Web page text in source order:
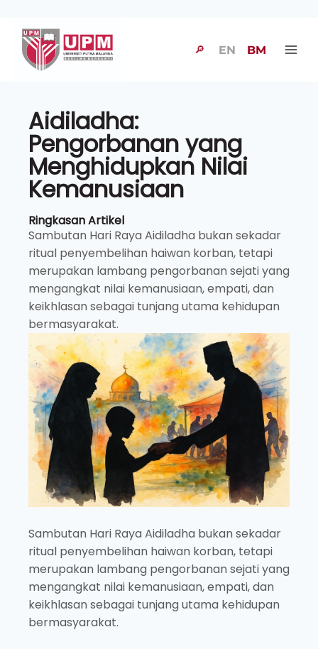
🔎 EN BM
Aidiladha:
Pengorbanan yang
Menghidupkan Nilai
Kemanusiaan
Ringkasan Artikel
Sambutan Hari Raya Aidiladha bukan sekadar
ritual penyembelihan haiwan korban, tetapi
merupakan lambang pengorbanan sejati yang
mengangkat nilai kemanusiaan, empati, dan
keikhlasan sebagai tunjang utama kehidupan
bermasyarakat.
Sambutan Hari Raya Aidiladha bukan sekadar
ritual penyembelihan haiwan korban, tetapi
merupakan lambang pengorbanan sejati yang
mengangkat nilai kemanusiaan, empati, dan
keikhlasan sebagai tunjang utama kehidupan
bermasyarakat.